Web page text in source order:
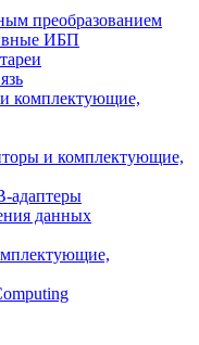
преобразованием
ИБП
комплектующие,
и комплектующие,
адаптеры
данных